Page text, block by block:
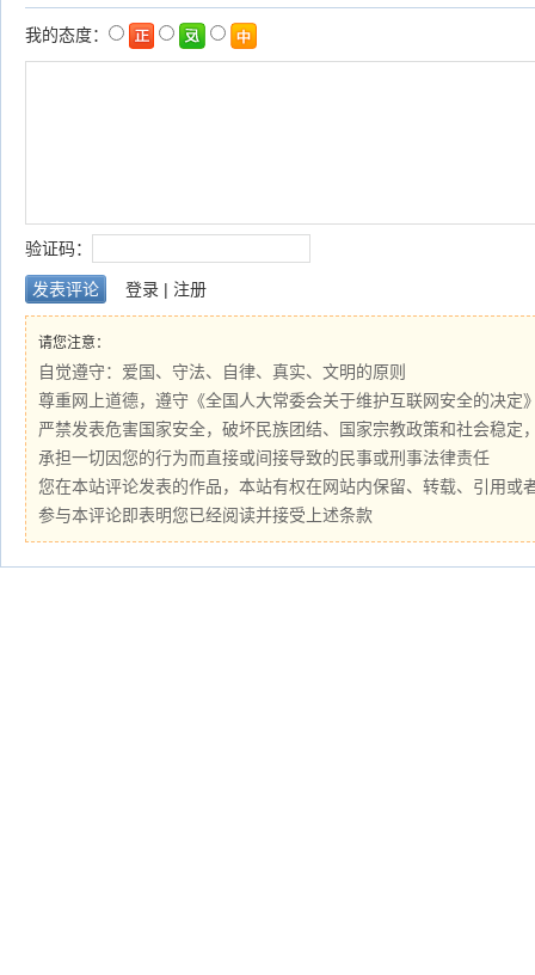
我的态度：
验证码：
登录 | 注册
请您注意：
自觉遵守：爱国、守法、自律、真实、文明的原则
尊重网上道德，遵守《全国人大常委会关于维护互联网安全的决定
严禁发表危害国家安全，破坏民族团结、国家宗教政策和社会稳定
承担一切因您的行为而直接或间接导致的民事或刑事法律责任
您在本站评论发表的作品，本站有权在网站内保留、转载、引用或
参与本评论即表明您已经阅读并接受上述条款